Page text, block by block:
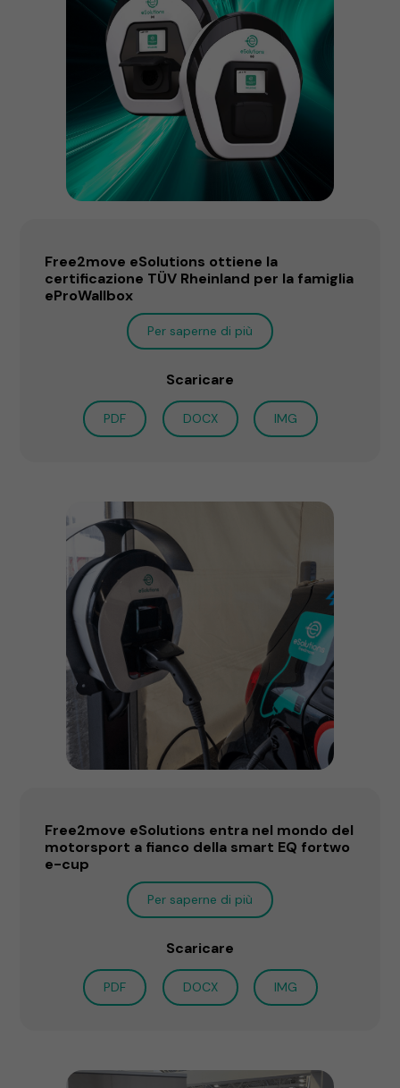
Free2move eSolutions ottiene la
certificazione TÜV Rheinland per la famiglia
eProWallbox
Per saperne di più
Scaricare
PDF DOCX IMG
Free2move eSolutions entra nel mondo del
motorsport a fianco della smart EQ fortwo
e-cup
Per saperne di più
Scaricare
PDF DOCX IMG